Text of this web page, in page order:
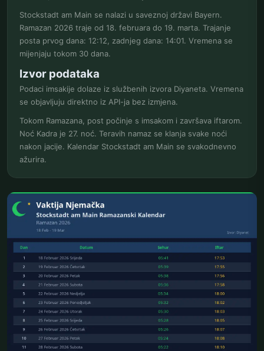
Stockstadt am Main se nalazi u saveznoj državi Bayern.
Ramazan 2026 traje od 18. februara do 19. marta. Trajanje
posta prvog dana: 12:12, zadnjeg dana: 14:01. Vremena se
mijenjaju tokom 30 dana.
Izvor podataka
Podaci imsakije dolaze iz službenih izvora Diyaneta. Vremena
se objavljuju direktno iz API-ja bez izmjena.
Tokom Ramazana, post počinje s imsakom i završava iftarom.
Noć Kadra je 27. noć. Teravih namaz se klanja svake noći
nakon jacije. Kalendar Stockstadt am Main se svakodnevno
ažurira.